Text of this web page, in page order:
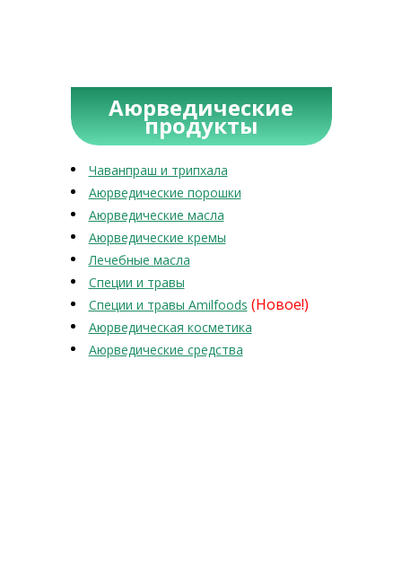
Аюрведические
продукты
Чаванпраш и трипхала
Аюрведические порошки
Аюрведические масла
Аюрведические кремы
Лечебные масла
Специи и травы
Специи и травы Amilfoods (Новое!)
Аюрведическая косметика
Аюрведические средства